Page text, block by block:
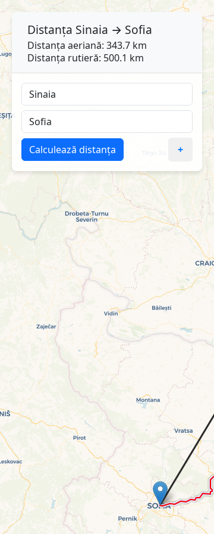
Distanța Sinaia → Sofia
Distanța aeriană: 343.7 km
Distanța rutieră: 500.1 km
Calculează distanța +